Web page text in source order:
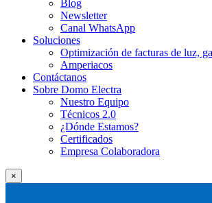
Blog
Newsletter
Canal WhatsApp
Soluciones
Optimización de facturas de luz,
Amperiacos
Contáctanos
Sobre Domo Electra
Nuestro Equipo
Técnicos 2.0
¿Dónde Estamos?
Certificados
Empresa Colaboradora
×